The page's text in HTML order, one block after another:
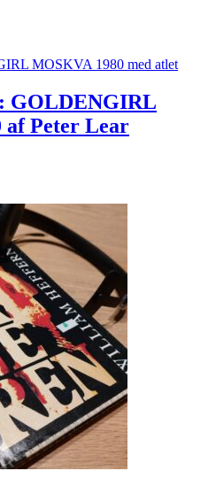
GOLDENGIRL
af Peter Lear